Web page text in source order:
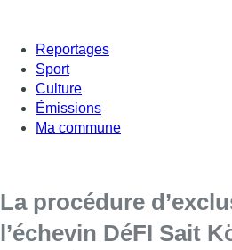
Reportages
Sport
Culture
Émissions
Ma commune
La procédure
l’échevin DéFI Sait